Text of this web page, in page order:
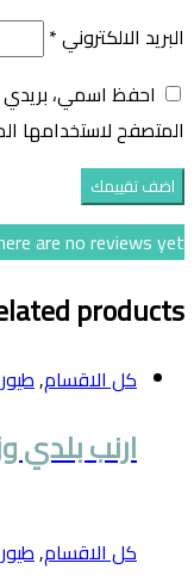
البريد الالكتروني*
احفظ اسمي، بريدي
المتصفح لاستخدامها
are no reviews yet.
products
كل الاقسام,
ارنب بلدي وزن
كل الاقسام,